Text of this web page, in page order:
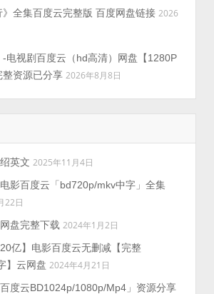
》全集百度云完整版 百度网盘链接 2026
-电视剧百度云（hd高清）网盘【1280P
整资源已分享 2026年8月8日
英文 2025年11月4日
电影百度云「bd720p/mkv中字」全集
22日
盘完整下载 2024年1月2日
20亿】电影百度云无删减【完整
】云网盘 2024年4月21日
百度云BD1024p/1080p/Mp4」资源分享